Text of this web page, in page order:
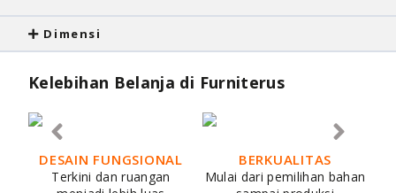
Dimensi
Kelebihan Belanja di Furniterus
DESAIN FUNGSIONAL
Terkini dan ruangan
BERKUALITAS
Mulai dari pemilihan bahan